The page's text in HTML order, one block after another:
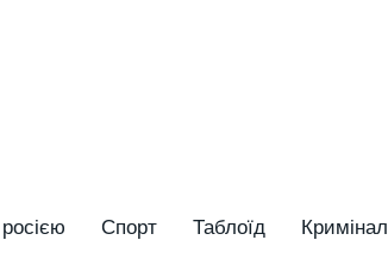
Спорт Таблоїд Кримінал